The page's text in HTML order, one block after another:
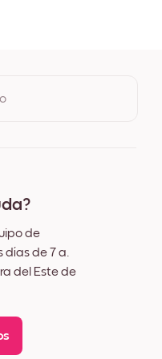
de
días de 7 a.
del Este de